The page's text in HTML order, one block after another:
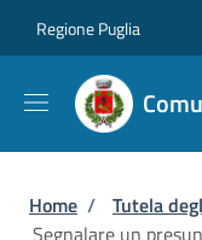
Regione Puglia
Briciole di
Home / Tutela
Segnalare un